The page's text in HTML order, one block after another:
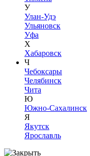
У
Улан-Удэ
Ульяновск
Уфа
Х
Хабаровск
Ч
Чебоксары
Челябинск
Чита
Ю
Южно-Сахалинск
Я
Якутск
Ярославль